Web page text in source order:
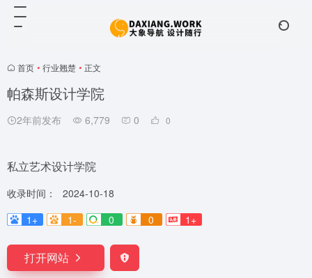
首页 • 行业翘楚 • 正文
帕森斯设计学院
2年前发布 6,779 0 0
私立艺术设计学院
收录时间：
2024-10-18
1+
1- 0 0 1+
打开网站